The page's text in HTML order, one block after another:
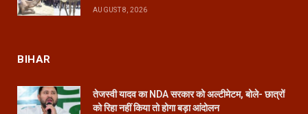
AUGUST 8, 2026
BIHAR
तेजस्वी यादव का NDA सरकार को अल्टीमेटम, बोले- छात्रों
को रिहा नहीं किया तो होगा बड़ा आंदोलन